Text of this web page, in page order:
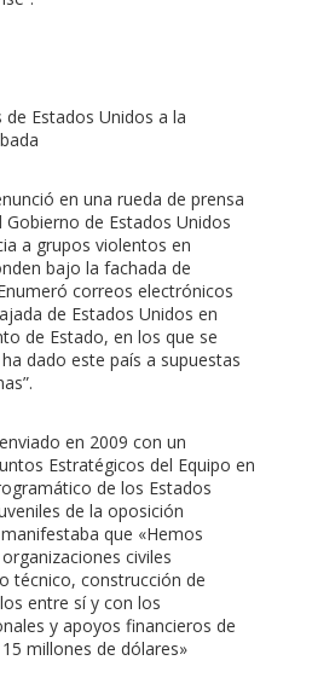
Estados Unidos a la
en una rueda de prensa
Gobierno de Estados Unidos
a grupos violentos en
bajo la fachada de
correos electrónicos
de Estados Unidos en
de Estado, en los que se
dado este país a supuestas
en 2009 con un
Estratégicos del Equipo en
de los Estados
de la oposición
que «Hemos
civiles
técnico, construcción de
entre sí y con los
y apoyos financieros de
millones de dólares»